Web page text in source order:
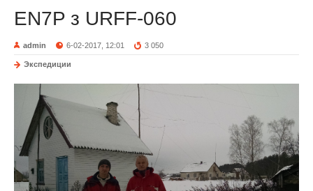
EN7P з URFF-060
admin 6-02-2017, 12:01 3 050
Экспедиции